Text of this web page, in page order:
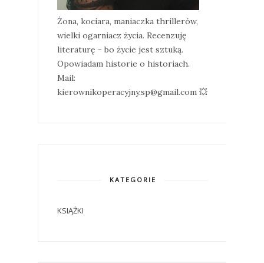
Żona, kociara, maniaczka thrillerów,
wielki ogarniacz życia. Recenzuję
literaturę - bo życie jest sztuką.
Opowiadam historie o historiach.
Mail:
kierownikoperacyjny.sp@gmail.com 💥
KATEGORIE
KSIĄŻKI